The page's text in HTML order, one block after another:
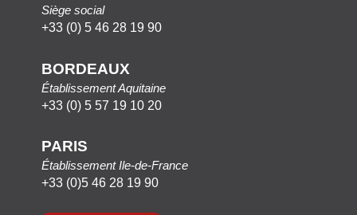
Siège social
+33 (0) 5 46 28 19 90
BORDEAUX
Établissement Aquitaine
+33 (0) 5 57 19 10 20
PARIS
Établissement Ile-de-France
+33 (0)5 46 28 19 90